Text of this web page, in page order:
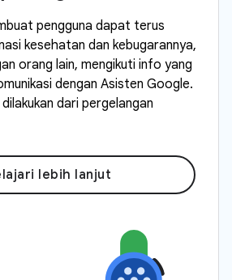
pengguna dapat terus
kesehatan dan kebugarannya,
orang lain, mengikuti info yang
dengan Asisten Google.
dari pergelangan
lebih lanjut